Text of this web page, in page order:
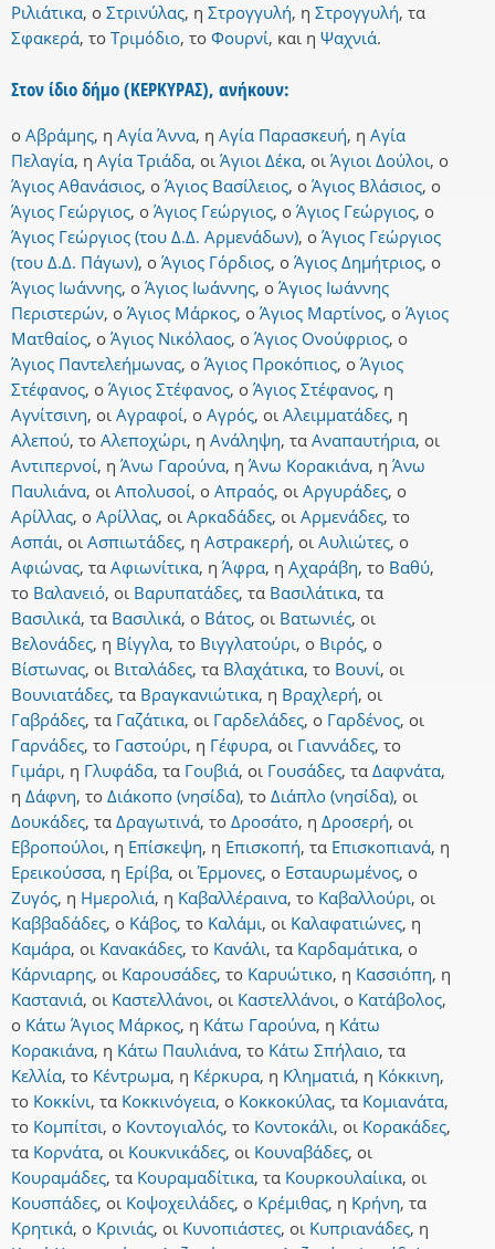
Ριλιάτικα, ο Στρινύλας, η Στρογγυλή, η Στρογγυλή, τα
Σφακερά, το Τριμόδιο, το Φουρνί, και η Ψαχνιά.
Στον ίδιο δήμο (ΚΕΡΚΥΡΑΣ), ανήκουν:
ο Αβράμης, η Αγία Άννα, η Αγία Παρασκευή, η Αγία
Πελαγία, η Αγία Τριάδα, οι Άγιοι Δέκα, οι Άγιοι Δούλοι, ο
Άγιος Αθανάσιος, ο Άγιος Βασίλειος, ο Άγιος Βλάσιος, ο
Άγιος Γεώργιος, ο Άγιος Γεώργιος, ο Άγιος Γεώργιος, ο
Άγιος Γεώργιος (του Δ.Δ. Αρμενάδων), ο Άγιος Γεώργιος
(του Δ.Δ. Πάγων), ο Άγιος Γόρδιος, ο Άγιος Δημήτριος, ο
Άγιος Ιωάννης, ο Άγιος Ιωάννης, ο Άγιος Ιωάννης
Περιστερών, ο Άγιος Μάρκος, ο Άγιος Μαρτίνος, ο Άγιος
Ματθαίος, ο Άγιος Νικόλαος, ο Άγιος Ονούφριος, ο
Άγιος Παντελεήμωνας, ο Άγιος Προκόπιος, ο Άγιος
Στέφανος, ο Άγιος Στέφανος, ο Άγιος Στέφανος, η
Αγνίτσινη, οι Αγραφοί, ο Αγρός, οι Αλειμματάδες, η
Αλεπού, το Αλεποχώρι, η Ανάληψη, τα Αναπαυτήρια, οι
Αντιπερνοί, η Άνω Γαρούνα, η Άνω Κορακιάνα, η Άνω
Παυλιάνα, οι Απολυσοί, ο Απραός, οι Αργυράδες, ο
Αρίλλας, ο Αρίλλας, οι Αρκαδάδες, οι Αρμενάδες, το
Ασπάι, οι Ασπιωτάδες, η Αστρακερή, οι Αυλιώτες, ο
Αφιώνας, τα Αφιωνίτικα, η Άφρα, η Αχαράβη, το Βαθύ,
το Βαλανειό, οι Βαρυπατάδες, τα Βασιλάτικα, τα
Βασιλικά, τα Βασιλικά, ο Βάτος, οι Βατωνιές, οι
Βελονάδες, η Βίγγλα, το Βιγγλατούρι, ο Βιρός, ο
Βίστωνας, οι Βιταλάδες, τα Βλαχάτικα, το Βουνί, οι
Βουνιατάδες, τα Βραγκανιώτικα, η Βραχλερή, οι
Γαβράδες, τα Γαζάτικα, οι Γαρδελάδες, ο Γαρδένος, οι
Γαρνάδες, το Γαστούρι, η Γέφυρα, οι Γιαννάδες, το
Γιμάρι, η Γλυφάδα, τα Γουβιά, οι Γουσάδες, τα Δαφνάτα,
η Δάφνη, το Διάκοπο (νησίδα), το Διάπλο (νησίδα), οι
Δουκάδες, τα Δραγωτινά, το Δροσάτο, η Δροσερή, οι
Εβροπούλοι, η Επίσκεψη, η Επισκοπή, τα Επισκοπιανά, η
Ερεικούσσα, η Ερίβα, οι Έρμονες, ο Εσταυρωμένος, ο
Ζυγός, η Ημερολιά, η Καβαλλέραινα, το Καβαλλούρι, οι
Καββαδάδες, ο Κάβος, το Καλάμι, οι Καλαφατιώνες, η
Καμάρα, οι Κανακάδες, το Κανάλι, τα Καρδαμάτικα, ο
Κάρνιαρης, οι Καρουσάδες, το Καρυώτικο, η Κασσιόπη, η
Καστανιά, οι Καστελλάνοι, οι Καστελλάνοι, ο Κατάβολος,
ο Κάτω Άγιος Μάρκος, η Κάτω Γαρούνα, η Κάτω
Κορακιάνα, η Κάτω Παυλιάνα, το Κάτω Σπήλαιο, τα
Κελλία, το Κέντρωμα, η Κέρκυρα, η Κληματιά, η Κόκκινη,
το Κοκκίνι, τα Κοκκινόγεια, ο Κοκκοκύλας, τα Κομιανάτα,
το Κομπίτσι, ο Κοντογιαλός, το Κοντοκάλι, οι Κορακάδες,
τα Κορνάτα, οι Κουκνικάδες, οι Κουναβάδες, οι
Κουραμάδες, τα Κουραμαδίτικα, τα Κουρκουλαίικα, οι
Κουσπάδες, οι Κοψοχειλάδες, ο Κρέμιθας, η Κρήνη, τα
Κρητικά, ο Κρινιάς, οι Κυνοπιάστες, οι Κυπριανάδες, η